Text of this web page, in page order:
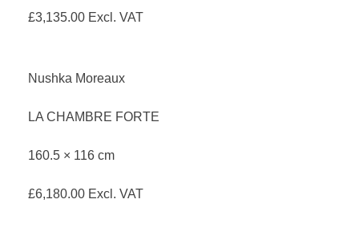
£3,135.00 Excl. VAT
Nushka Moreaux
LA CHAMBRE FORTE
160.5 × 116 cm
£6,180.00 Excl. VAT